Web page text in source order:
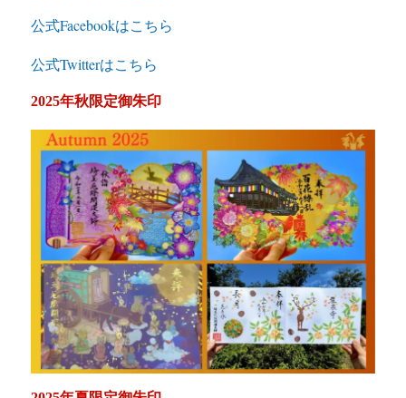
公式Facebookはこちら
公式Twitterはこちら
2025年秋限定御朱印